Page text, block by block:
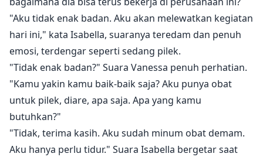
"Aku tidak enak badan. Aku akan melewatkan kegiatan
hari ini," kata Isabella, suaranya teredam dan penuh
emosi, terdengar seperti sedang pilek.
"Tidak enak badan?" Suara Vanessa penuh perhatian.
"Kamu yakin kamu baik-baik saja? Aku punya obat
untuk pilek, diare, apa saja. Apa yang kamu
butuhkan?"
"Tidak, terima kasih. Aku sudah minum obat demam.
Aku hanya perlu tidur." Suara Isabella bergetar saat